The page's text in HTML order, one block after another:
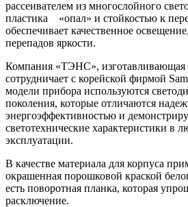
рассеивателем из многослойного
пластика «опал» и стойкостью к
обеспечивает качественное
перепадов яркости.
Компания «ТЭНС», изготавливающая
сотрудничает с корейской фирмой
модели прибора используются
поколения, которые отличаются
энергоэффективностью и
светотехнические характеристики в
эксплуатации.
В качестве материала для корпуса
окрашенная порошковой краской
есть поворотная планка, которая
расключение.